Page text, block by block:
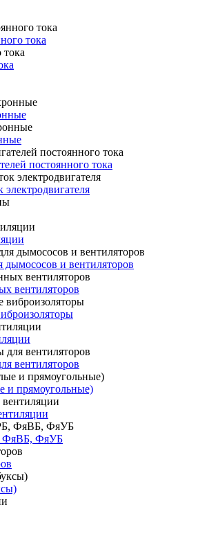
тока
постоянного тока
и вентиляторов
вентиляторов
вентиляторов
и прямоугольные)
ФяВБ, ФяУБ